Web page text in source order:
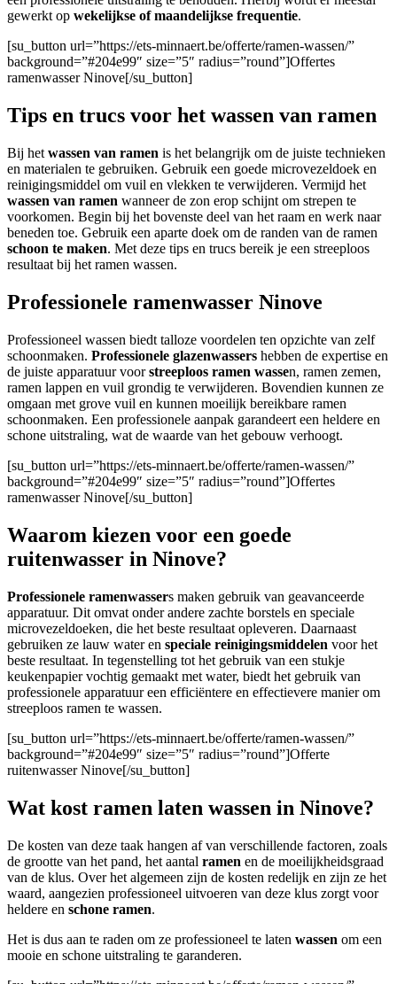
gewerkt op wekelijkse of maandelijkse frequentie.
[su_button url=”https://ets-minnaert.be/offerte/ramen-wassen/”
background=”#204e99″ size=”5″ radius=”round”]Offertes
ramenwasser Ninove[/su_button]
Tips en trucs voor het wassen van ramen
Bij het wassen van ramen is het belangrijk om de juiste technieken
en materialen te gebruiken. Gebruik een goede microvezeldoek en
reinigingsmiddel om vuil en vlekken te verwijderen. Vermijd het
wassen van ramen wanneer de zon erop schijnt om strepen te
voorkomen. Begin bij het bovenste deel van het raam en werk naar
beneden toe. Gebruik een aparte doek om de randen van de ramen
schoon te maken. Met deze tips en trucs bereik je een streeploos
resultaat bij het ramen wassen.
Professionele ramenwasser Ninove
Professioneel wassen biedt talloze voordelen ten opzichte van zelf
schoonmaken. Professionele glazenwassers hebben de expertise en
de juiste apparatuur voorstreeploos ramen wassen, ramen zemen,
ramen lappen en vuil grondig te verwijderen. Bovendien kunnen ze
omgaan met grove vuil en kunnen moeilijk bereikbare ramen
schoonmaken. Een professionele aanpak garandeert een heldere en
schone uitstraling, wat de waarde van het gebouw verhoogt.
[su_button url=”https://ets-minnaert.be/offerte/ramen-wassen/”
background=”#204e99″ size=”5″ radius=”round”]Offertes
ramenwasser Ninove[/su_button]
Waarom kiezen voor een goede
ruitenwasser in Ninove?
Professionele ramenwassers maken gebruik van geavanceerde
apparatuur. Dit omvat onder andere zachte borstels en speciale
microvezeldoeken, die het beste resultaat opleveren. Daarnaast
gebruiken ze lauw water en speciale reinigingsmiddelen voor het
beste resultaat. In tegenstelling tot het gebruik van een stukje
keukenpapier vochtig gemaakt met water, biedt het gebruik van
professionele apparatuur een efficiëntere en effectievere manier om
streeploos ramen te wassen.
[su_button url=”https://ets-minnaert.be/offerte/ramen-wassen/”
background=”#204e99″ size=”5″ radius=”round”]Offerte
ruitenwasser Ninove[/su_button]
Wat kost ramen laten wassen in Ninove?
De kosten van deze taak hangen af van verschillende factoren, zoals
de grootte van het pand, het aantal ramen en de moeilijkheidsgraad
van de klus. Over het algemeen zijn de kosten redelijk en zijn ze het
waard, aangezien professioneel uitvoeren van deze klus zorgt voor
heldere en schone ramen.
Het is dus aan te raden om ze professioneel te laten wassen om een
mooie en schone uitstraling te garanderen.